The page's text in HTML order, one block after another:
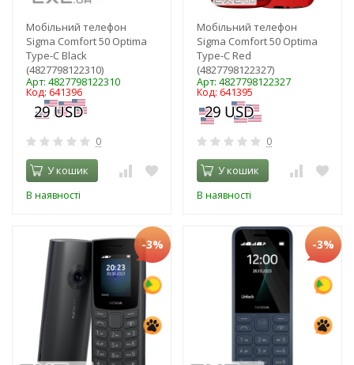
Мобільний телефон
Sigma Comfort 50 Optima
Type-C Black
(4827798122310)
Арт: 4827798122310
Код: 641396
0
У кошик
В наявності
Мобільний телефон
Sigma Comfort 50 Optima
Type-C Red
(4827798122327)
Арт: 4827798122327
Код: 641395
0
У кошик
В наявності
-3% -3%